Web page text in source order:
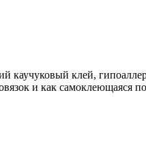
клей,
и как самоклеющаяся